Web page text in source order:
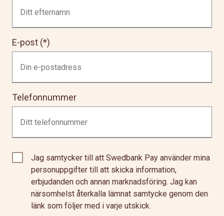
E-post
Telefonnummer
Jag samtycker till att Swedbank Pay använder mina
personuppgifter till att skicka information,
erbjudanden och annan marknadsföring. Jag kan
närsomhelst återkalla lämnat samtycke genom den
länk som följer med i varje utskick.